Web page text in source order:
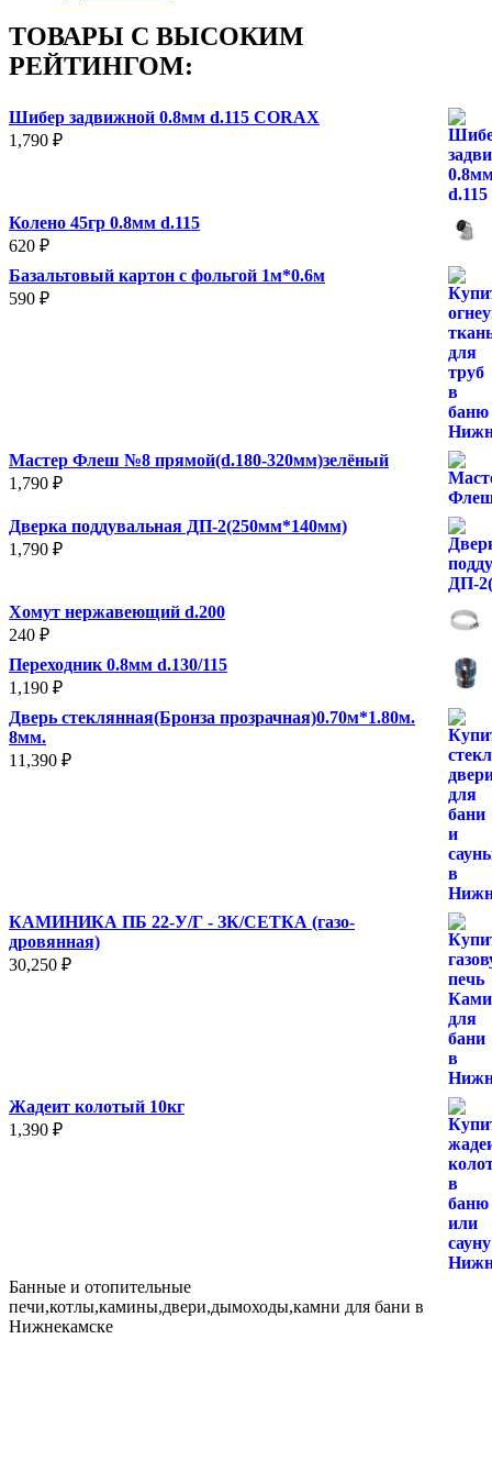
ТОВАРЫ С ВЫСОКИМ
РЕЙТИНГОМ:
Шибер задвижной 0.8мм d.115 CORAX
1,790 ₽
Колено 45гр 0.8мм d.115
620 ₽
Базальтовый картон с фольгой 1м*0.6м
590 ₽
Мастер Флеш №8 прямой(d.180-320мм)зелёный
1,790 ₽
Дверка поддувальная ДП-2(250мм*140мм)
1,790 ₽
Хомут нержавеющий d.200
240 ₽
Переходник 0.8мм d.130/115
1,190 ₽
Дверь стеклянная(Бронза прозрачная)0.70м*1.80м.
8мм.
11,390 ₽
КАМИНИКА ПБ 22-У/Г - ЗК/СЕТКА (газо-
дровянная)
30,250 ₽
Жадеит колотый 10кг
1,390 ₽
Банные и отопительные
печи,котлы,камины,двери,дымоходы,камни для бани в
Нижнекамске